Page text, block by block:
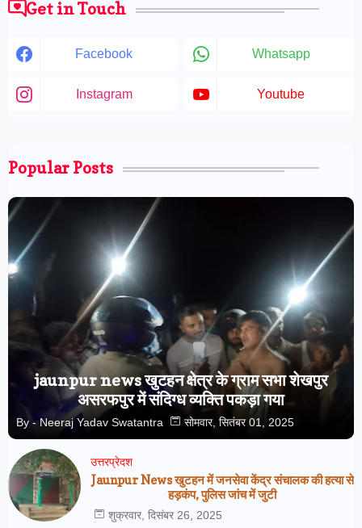
Get in Touch
Facebook Whatsapp
Instagram Youtube
Popular Posts
jaunpur news खुटहन क्षेत्र के ग्राम सभा शेखपुर
असरफपुर में संदिग्ध व्यक्ति पकड़ा गया
By - Neeraj Yadav Swatantra सोमवार, सितंबर 01, 2025
उत्तरप्रेदश
Jaunpur News खुटहन में जनसेवा केंद्र संचालक की हत्या से
हड़कंप, पुलिस जांच में जुटी
शुक्रवार, दिसंबर 26, 2025